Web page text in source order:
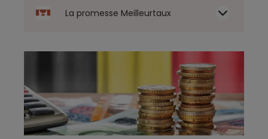
La promesse Meilleurtaux